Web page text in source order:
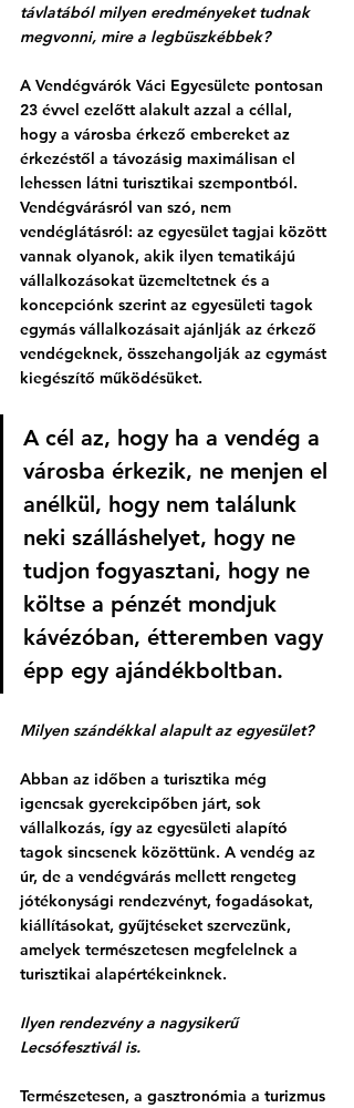
távlatából milyen eredményeket tudnak
megvonni, mire a legbüszkébbek?
A Vendégvárók Váci Egyesülete pontosan
23 évvel ezelőtt alakult azzal a céllal,
hogy a városba érkező embereket az
érkezéstől a távozásig maximálisan el
lehessen látni turisztikai szempontból.
Vendégvárásról van szó, nem
vendéglátásról: az egyesület tagjai között
vannak olyanok, akik ilyen tematikájú
vállalkozásokat üzemeltetnek és a
koncepciónk szerint az egyesületi tagok
egymás vállalkozásait ajánlják az érkező
vendégeknek, összehangolják az egymást
kiegészítő működésüket.
A cél az, hogy ha a vendég a
városba érkezik, ne menjen el
anélkül, hogy nem találunk
neki szálláshelyet, hogy ne
tudjon fogyasztani, hogy ne
költse a pénzét mondjuk
kávézóban, étteremben vagy
épp egy ajándékboltban.
Milyen szándékkal alapult az egyesület?
Abban az időben a turisztika még
igencsak gyerekcipőben járt, sok
vállalkozás, így az egyesületi alapító
tagok sincsenek közöttünk. A vendég az
úr, de a vendégvárás mellett rengeteg
jótékonysági rendezvényt, fogadásokat,
kiállításokat, gyűjtéseket szervezünk,
amelyek természetesen megfelelnek a
turisztikai alapértékeinknek.
Ilyen rendezvény a nagysikerű
Lecsófesztivál is.
Természetesen, a gasztronómia a turizmus